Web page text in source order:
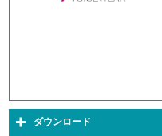
ダウンロード